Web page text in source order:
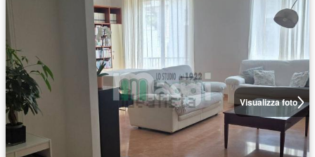
Visualizza foto